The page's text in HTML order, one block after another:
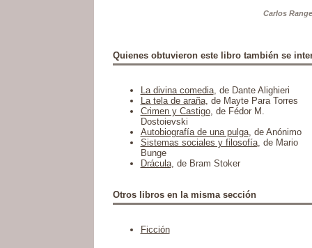
Carlos
Quienes obtuvieron este libro también se
La divina comedia, de Dante Alighieri
La tela de araña, de Mayte Para Torres
Crimen y Castigo, de Fédor M.
Dostoievski
Autobiografía de una pulga, de Anónimo
Sistemas sociales y filosofía, de Mario
Bunge
Drácula, de Bram Stoker
Otros libros en la misma sección
Ficción